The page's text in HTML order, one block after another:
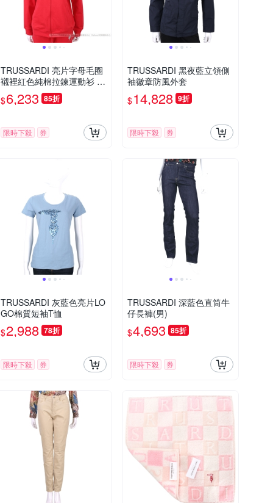
TRUSSARDI 亮片字母毛圈
襯裡紅色純棉拉鍊運動衫 外
套
$6,233 85折
限時下殺 券
TRUSSARDI 黑夜藍立領側
袖徽章防風外套
$14,828 9折
限時下殺 券
TRUSSARDI 灰藍色亮片LO
GO棉質短袖T恤
$2,988 78折
限時下殺 券
TRUSSARDI 深藍色直筒牛
仔長褲(男)
$4,693 85折
限時下殺 券